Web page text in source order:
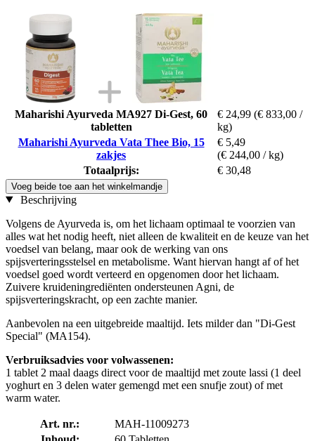
Maharishi Ayurveda MA927 Di-Gest, 60
tabletten
€ 24,99 (€ 833,00 /
kg)
Maharishi Ayurveda Vata Thee Bio, 15
zakjes
€ 5,49
(€ 244,00 / kg)
Totaalprijs:
€ 30,48
Voeg beide toe aan het winkelmandje
Beschrijving
Volgens de Ayurveda is, om het lichaam optimaal te voorzien van
alles wat het nodig heeft, niet alleen de kwaliteit en de keuze van het
voedsel van belang, maar ook de werking van ons
spijsverteringsstelsel en metabolisme. Want hiervan hangt af of het
voedsel goed wordt verteerd en opgenomen door het lichaam.
Zuivere kruideningrediënten ondersteunen Agni, de
spijsverteringskracht, op een zachte manier.
Aanbevolen na een uitgebreide maaltijd. Iets milder dan "Di-Gest
Special" (MA154).
Verbruiksadvies voor volwassenen:
1 tablet 2 maal daags direct voor de maaltijd met zoute lassi (1 deel
yoghurt en 3 delen water gemengd met een snufje zout) of met
warm water.
Art. nr.:
MAH-11009273